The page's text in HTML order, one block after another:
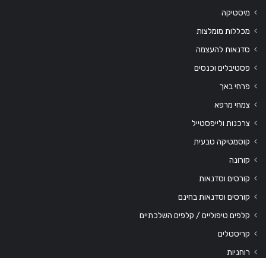
מיסטיקה
מכללות מומלצות
סדנאות להעצמה
פסטיבלים וכנסים
פרחי באך
צמחי מרפא
צרכנות ולייפסטייל
קוסמטיקה טבעית
קורונה
קורסים וסדנאות
קורסים וסדנאות בחינם
קלפים טיפוליים / קלפים השלכתיים
קריסטלים
רוחניות